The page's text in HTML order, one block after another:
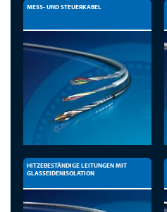
MESS- UND STEUERKABEL
HITZEBESTÄNDIGE LEITUNGEN MIT
GLASSEIDENISOLATION